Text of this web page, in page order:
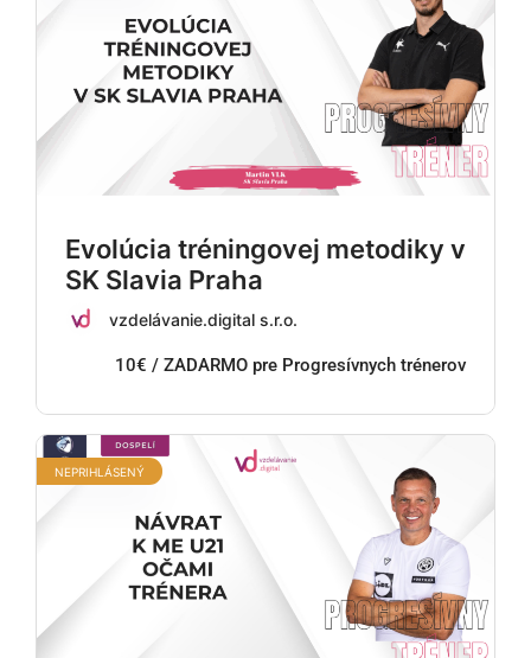
Evolúcia tréningovej metodiky v
SK Slavia Praha
vzdelávanie.digital s.r.o.
10€ / ZADARMO pre Progresívnych trénerov
NEPRIHLÁSENÝ